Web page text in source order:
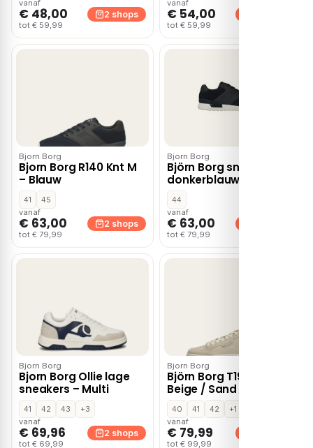
vanaf
€ 48,00
tot € 59,99
2 shops
vanaf
€ 54,00
tot € 59,99
Bjorn Borg
Bjorn Borg R140 Knt M
– Blauw
41
45
vanaf
€ 63,00
tot € 79,99
2 shops
Bjorn Borg
Björn Borg sneakers
donkerblauw
44
vanaf
€ 63,00
tot € 79,99
Bjorn Borg
Bjorn Borg Ollie lage
sneakers – Multi
41 42 43
+3
vanaf
€ 69,96
tot € 69,99
2 shops
Bjorn Borg
Björn Borg T1930 BLK
Beige / Sand
40 41 42
+1
vanaf
€ 79,99
tot € 99,99